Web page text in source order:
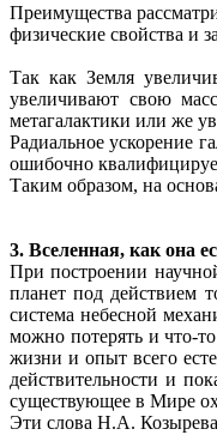
Преимущества
физические свойства и
Так как Земля
увеличивают свою
метагалактики или же
Радиальное ускорение
ошибочно
Таким образом, на
3. Вселенная, как она
При построении
планет под действием
система небесной
можно потерять и что-
жизни и опыт всего
действительности и
существующее в Мире
Эти слова Н.А.